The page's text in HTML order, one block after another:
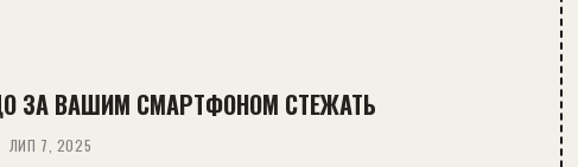
ЗА ВАШИМ СМАРТФОНОМ СТЕЖАТЬ
ЛИП 7, 2025